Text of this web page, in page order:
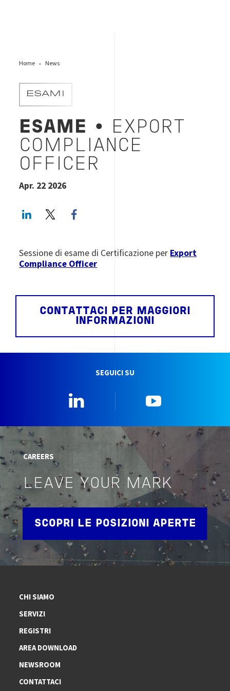
Home News
ESAMI
ESAME
• EXPORT
COMPLIANCE
OFFICER
Apr. 22 2026
LinkedInTwitter
Sessione di esame di Certificazione per Export
Compliance Officer
CONTATTACI PER MAGGIORI
INFORMAZIONI
SEGUICI SU
CAREERS
LEAVE YOUR MARK
SCOPRI LE POSIZIONI APERTE
CHI SIAMO
SERVIZI
REGISTRI
AREA DOWNLOAD
NEWSROOM
CONTATTACI